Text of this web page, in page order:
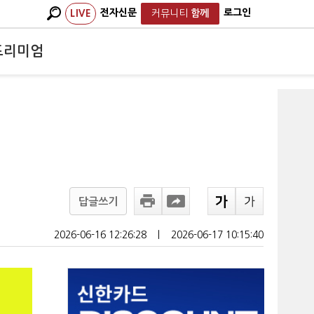
LIVE 전자신문 커뮤니티 함께 로그인
리미엄
답글쓰기
2026-06-16 12:26:28 2026-06-17 10:15:40